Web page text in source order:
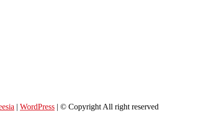
| WordPress | © Copyright All right reserved